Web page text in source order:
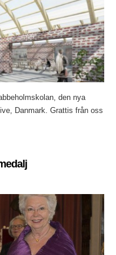
den nya
Danmark. Grattis från oss